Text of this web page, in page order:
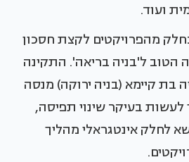
ועוד.
מהפרויקטים לקצת חסכון
הטוב ל'בניה בריאה'. התקינה
5281 , בנייה בת קיימא (בניה ירוקה) מנסה
בעיקר שינוי תפיסה,
לחלק אינטגראלי מהליך